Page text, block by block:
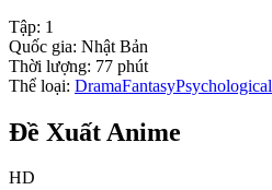
Tập: 1
Quốc gia: Nhật Bản
Thời lượng: 77 phút
Thể loại: DramaFantasyPsychological
Đề Xuất Anime
HD